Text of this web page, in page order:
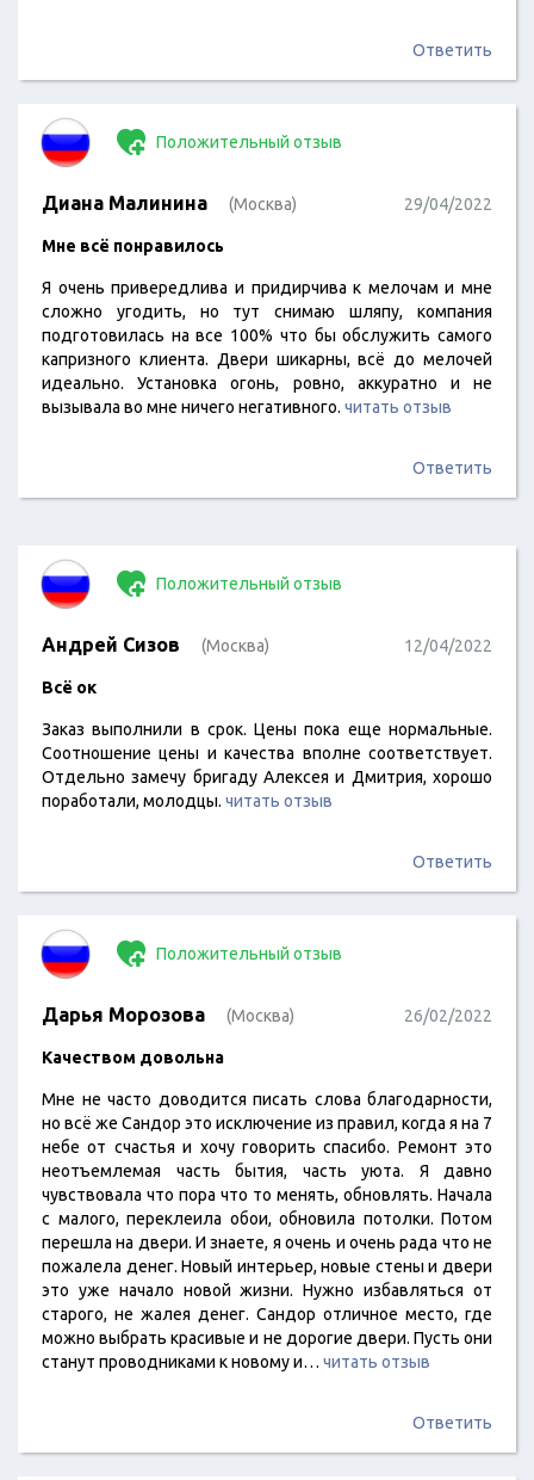
Ответить
Положительный отзыв
Диана Малинина (Москва) 29/04/2022
Мне всё понравилось
Я очень привередлива и придирчива к мелочам и мне
сложно угодить, но тут снимаю шляпу, компания
подготовилась на все 100% что бы обслужить самого
капризного клиента. Двери шикарны, всё до мелочей
идеально. Установка огонь, ровно, аккуратно и не
вызывала во мне ничего негативного. читать отзыв
Ответить
Положительный отзыв
Андрей Сизов (Москва) 12/04/2022
Всё ок
Заказ выполнили в срок. Цены пока еще нормальные.
Соотношение цены и качества вполне соответствует.
Отдельно замечу бригаду Алексея и Дмитрия, хорошо
поработали, молодцы. читать отзыв
Ответить
Положительный отзыв
Дарья Морозова (Москва) 26/02/2022
Качеством довольна
Мне не часто доводится писать слова благодарности,
но всё же Сандор это исключение из правил, когда я на 7
небе от счастья и хочу говорить спасибо. Ремонт это
неотъемлемая часть бытия, часть уюта. Я давно
чувствовала что пора что то менять, обновлять. Начала
с малого, переклеила обои, обновила потолки. Потом
перешла на двери. И знаете, я очень и очень рада что не
пожалела денег. Новый интерьер, новые стены и двери
это уже начало новой жизни. Нужно избавляться от
старого, не жалея денег. Сандор отличное место, где
можно выбрать красивые и не дорогие двери. Пусть они
станут проводниками к новому и… читать отзыв
Ответить